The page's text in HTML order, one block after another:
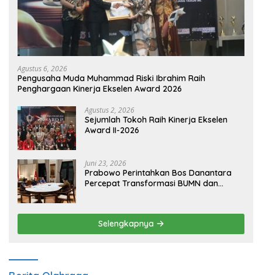
Agustus 6, 2026
Pengusaha Muda Muhammad Riski Ibrahim Raih
Penghargaan Kinerja Ekselen Award 2026
Agustus 2, 2026
Sejumlah Tokoh Raih Kinerja Ekselen
Award II-2026
Juni 23, 2026
Prabowo Perintahkan Bos Danantara
Percepat Transformasi BUMN dan
Selengkapnya